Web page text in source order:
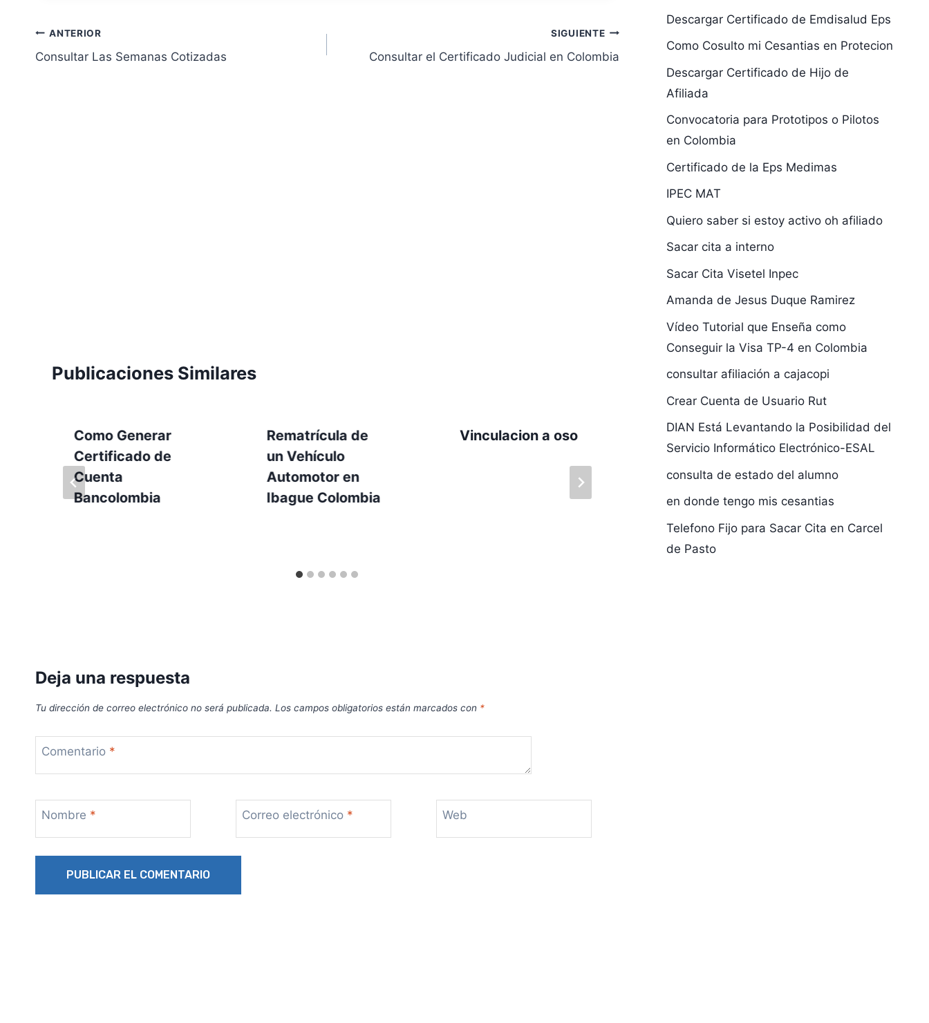
Navegación
de
ANTERIOR
Consultar Las Semanas Cotizadas
SIGUIENTE
Consultar el Certificado Judicial en Colombia
Publicaciones Similares
Como Generar
Certificado de
Cuenta
Bancolombia
Rematrícula de
un Vehículo
Automotor en
Ibague Colombia
Vinculacion a oso
Como Saber mi
Numero de
Tarjeta de
Identidad del Año
Averiguar
de
Deja una respuesta
Tu dirección de correo electrónico no será publicada. Los campos obligatorios están marcados con *
Comentario *
Nombre * Correo electrónico * Web
Descargar Certificado de Emdisalud Eps
Como Cosulto mi Cesantias en Protecion
Descargar Certificado de Hijo de
Afiliada
Convocatoria para Prototipos o Pilotos
en Colombia
Certificado de la Eps Medimas
IPEC MAT
Quiero saber si estoy activo oh afiliado
Sacar cita a interno
Sacar Cita Visetel Inpec
Amanda de Jesus Duque Ramirez
Vídeo Tutorial que Enseña como
Conseguir la Visa TP-4 en Colombia
consultar afiliación a cajacopi
Crear Cuenta de Usuario Rut
DIAN Está Levantando la Posibilidad del
Servicio Informático Electrónico-ESAL
consulta de estado del alumno
en donde tengo mis cesantias
Telefono Fijo para Sacar Cita en Carcel
de Pasto